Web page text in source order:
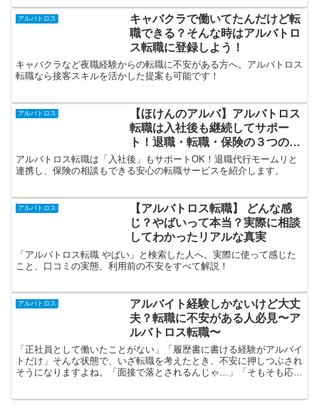
アルバトロス
キャバクラで働いてたんだけど転
職できる？そんな時はアルバトロ
ス転職に登録しよう！
キャバクラなど夜職経験からの転職に不安がある方へ。アルバトロス
転職なら接客スキルを活かした提案も可能です！
アルバトロス
【ほけんのアルバ】アルバトロス
転職は入社後も継続してサポー
ト！退職・転職・保険の３つの分
野のプロに相談しよう
アルバトロス転職は「入社後」もサポートOK！退職代行モームリと
連携し、保険の相談もできる安心の転職サービスを紹介します。
アルバトロス
【アルバトロス転職】 どんな感
じ？やばいって本当？実際に相談
してわかったリアルな真実
「アルバトロス転職 やばい」と検索した人へ。実際に使って感じた
こと、口コミの実態、利用前の不安をすべて解説！
アルバトロス
アルバイト経験しかないけど大丈
夫？転職に不安がある人必見〜ア
ルバトロス転職〜
「正社員として働いたことがない」「履歴書に書ける経験がアルバイ
トだけ」そんな状態で、いざ転職を考えたとき、不安に押しつぶされ
そうになりますよね。「面接で落とされるんじゃ…」「そもそも応募